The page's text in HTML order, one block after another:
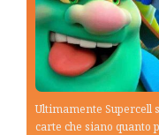
Ultimamente Supercell
carte che siano quanto